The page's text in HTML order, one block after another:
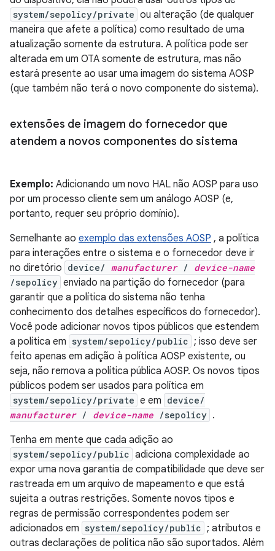
system/sepolicy/private ou alteração (de qualquer
maneira que afete a política) como resultado de uma
atualização somente da estrutura. A política pode ser
alterada em um OTA somente de estrutura, mas não
estará presente ao usar uma imagem do sistema AOSP
(que também não terá o novo componente do sistema).
extensões de imagem do fornecedor que
atendem a novos componentes do sistema
Exemplo: Adicionando um novo HAL não AOSP para uso
por um processo cliente sem um análogo AOSP (e,
portanto, requer seu próprio domínio).
Semelhante ao exemplo das extensões AOSP , a política
para interações entre o sistema e o fornecedor deve ir
no diretório device/ manufacturer/ device-name
/sepolicy enviado na partição do fornecedor (para
garantir que a política do sistema não tenha
conhecimento dos detalhes específicos do fornecedor).
Você pode adicionar novos tipos públicos que estendem
a política em system/sepolicy/public ; isso deve ser
feito apenas em adição à política AOSP existente, ou
seja, não remova a política pública AOSP. Os novos tipos
públicos podem ser usados ​​para política em
system/sepolicy/private e em device/
manufacturer/ device-name /sepolicy .
Tenha em mente que cada adição ao
system/sepolicy/public adiciona complexidade ao
expor uma nova garantia de compatibilidade que deve ser
rastreada em um arquivo de mapeamento e que está
sujeita a outras restrições. Somente novos tipos e
regras de permissão correspondentes podem ser
adicionados em system/sepolicy/public ; atributos e
outras declarações de política não são suportados. Além